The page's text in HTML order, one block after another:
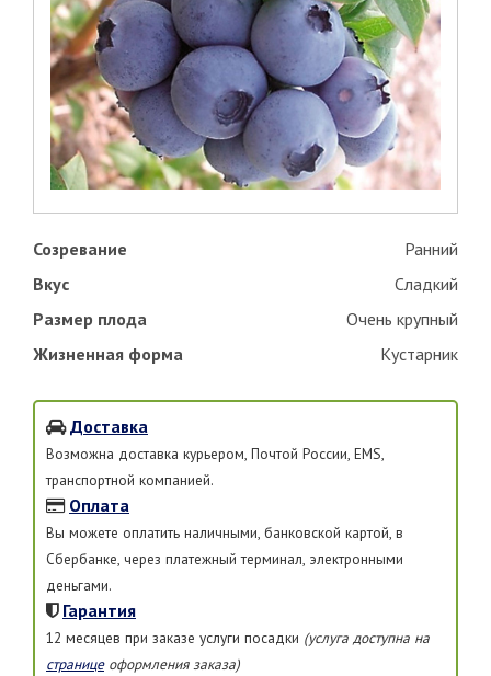
Созревание
Ранний
Вкус
Сладкий
Размер плода
Очень крупный
Жизненная форма
Кустарник
Доставка
Возможна доставка курьером, Почтой России, EMS,
транспортной компанией.
Оплата
Вы можете оплатить наличными, банковской картой, в
Сбербанке, через платежный терминал, электронными
деньгами.
Гарантия
12 месяцев при заказе услуги посадки (услуга доступна на
страницеоформления заказа)